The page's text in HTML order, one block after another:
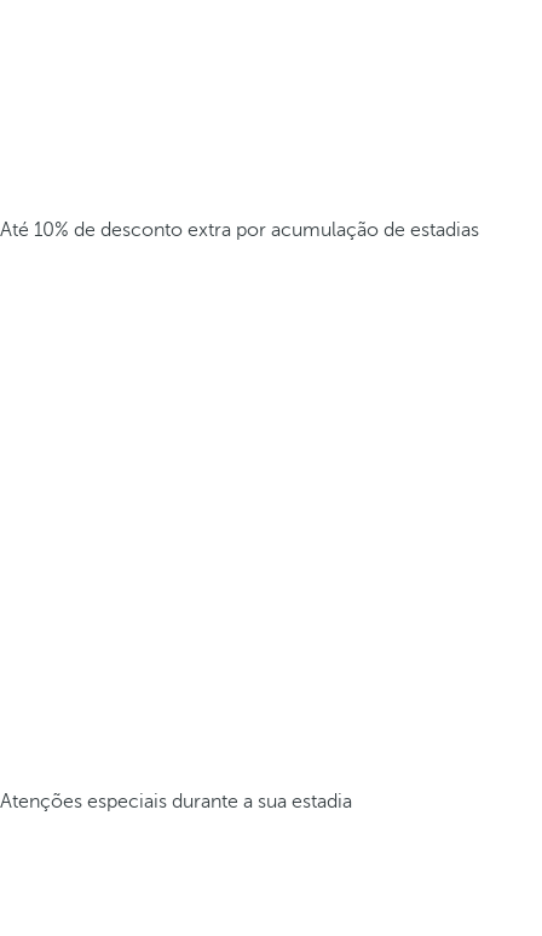
Até 10% de desconto extra por acumulação de estadias
Atenções especiais durante a sua estadia